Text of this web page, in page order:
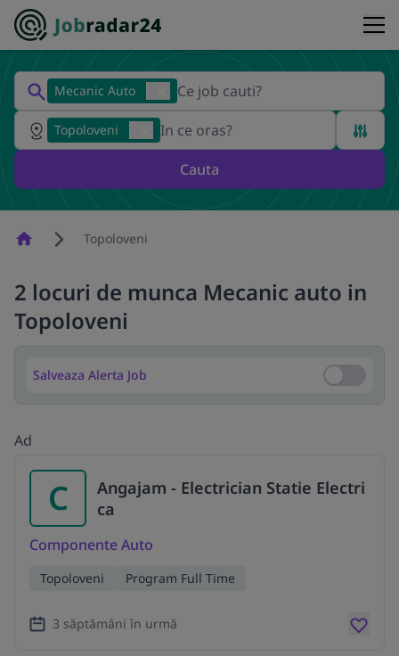
Mecanic Auto
Topoloveni
Cauta
HomepageTopoloveni
2 locuri de munca Mecanic auto in
Topoloveni
Salveaza Alerta Job Salveaza
Ad
C
Angajam - Electrician Statie Electri
ca
Componente Auto
Topoloveni Program Full Time
3 săptămâni în urmă